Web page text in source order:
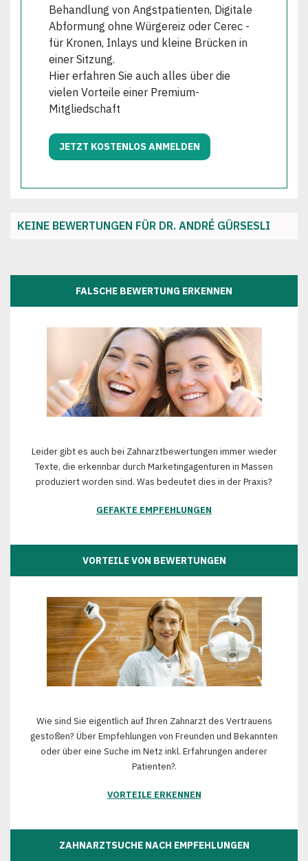
Behandlung von Angstpatienten, Digitale
Abformung ohne Würgereiz oder Cerec -
für Kronen, Inlays und kleine Brücken in
einer Sitzung.
Hier erfahren Sie auch alles über die
vielen Vorteile einer Premium-
Mitgliedschaft
JETZT KOSTENLOS ANMELDEN
KEINE BEWERTUNGEN FÜR DR. ANDRÉ GÜRSESLI
FALSCHE BEWERTUNG ERKENNEN
Leider gibt es auch bei Zahnarztbewertungen immer wieder
Texte, die erkennbar durch Marketingagenturen in Massen
produziert worden sind. Was bedeutet dies in der Praxis?
GEFAKTE EMPFEHLUNGEN
VORTEILE VON BEWERTUNGEN
Wie sind Sie eigentlich auf Ihren Zahnarzt des Vertrauens
gestoßen? Über Empfehlungen von Freunden und Bekannten
oder über eine Suche im Netz inkl. Erfahrungen anderer
Patienten?.
VORTEILE ERKENNEN
ZAHNARZTSUCHE NACH EMPFEHLUNGEN